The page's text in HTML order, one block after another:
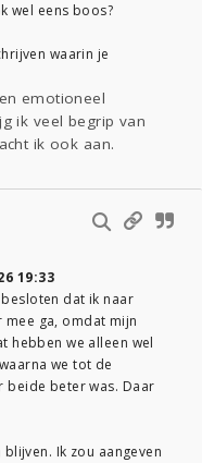
wel eens boos?
waarin je
emotioneel
ik veel begrip van
ik ook aan.
19:33
dat ik naar
ga, omdat mijn
hebben we alleen wel
we tot de
beide beter was. Daar
Ik zou aangeven